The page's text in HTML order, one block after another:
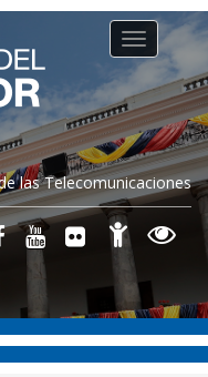
las Telecomunicaciones
Toggle
navigation